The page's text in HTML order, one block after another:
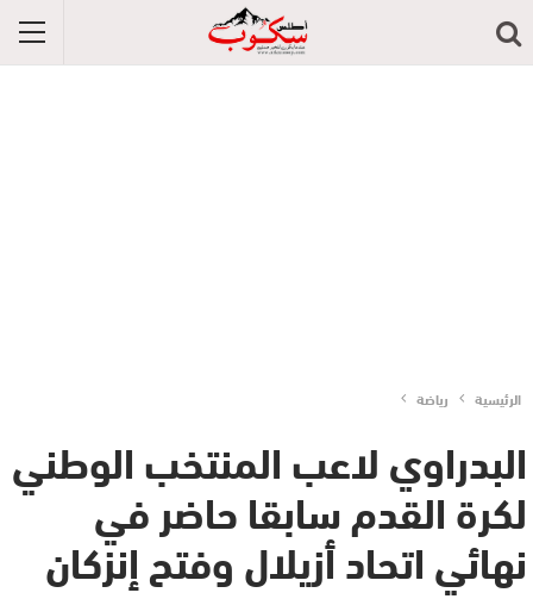
الرئيسية رياضة
البدراوي لاعب المنتخب الوطني
لكرة القدم سابقا حاضر في
نهائي اتحاد أزيلال وفتح إنزكان